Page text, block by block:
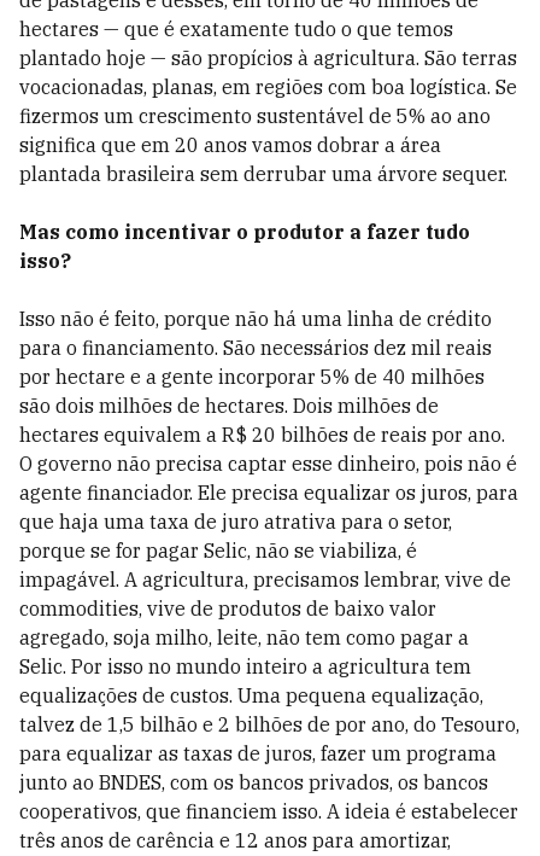
hectares — que é exatamente tudo o que temos
plantado hoje — são propícios à agricultura. São terras
vocacionadas, planas, em regiões com boa logística. Se
fizermos um crescimento sustentável de 5% ao ano
significa que em 20 anos vamos dobrar a área
plantada brasileira sem derrubar uma árvore sequer.
Mas como incentivar o produtor a fazer tudo
isso?
Isso não é feito, porque não há uma linha de crédito
para o financiamento. São necessários dez mil reais
por hectare e a gente incorporar 5% de 40 milhões
são dois milhões de hectares. Dois milhões de
hectares equivalem a R$ 20 bilhões de reais por ano.
O governo não precisa captar esse dinheiro, pois não é
agente financiador. Ele precisa equalizar os juros, para
que haja uma taxa de juro atrativa para o setor,
porque se for pagar Selic, não se viabiliza, é
impagável. A agricultura, precisamos lembrar, vive de
commodities, vive de produtos de baixo valor
agregado, soja milho, leite, não tem como pagar a
Selic. Por isso no mundo inteiro a agricultura tem
equalizações de custos. Uma pequena equalização,
talvez de 1,5 bilhão e 2 bilhões de por ano, do Tesouro,
para equalizar as taxas de juros, fazer um programa
junto ao BNDES, com os bancos privados, os bancos
cooperativos, que financiem isso. A ideia é estabelecer
três anos de carência e 12 anos para amortizar,